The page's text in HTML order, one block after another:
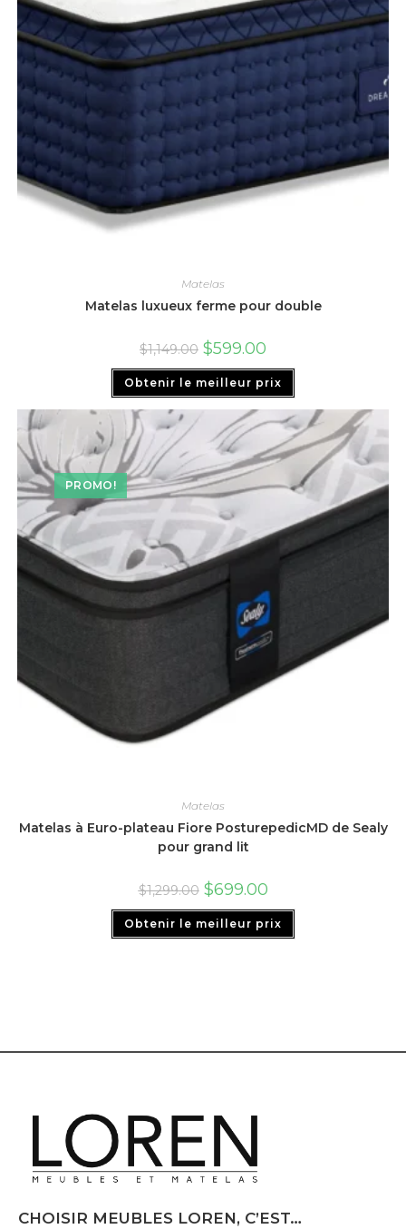
Matelas
Matelas luxueux ferme pour double
$1,149.00 $599.00
Obtenir le meilleur prix
PROMO!
Matelas
Matelas à Euro-plateau Fiore PosturepedicMD de Sealy
pour grand lit
$1,299.00 $699.00
Obtenir le meilleur prix
CHOISIR MEUBLES LOREN, C’EST…